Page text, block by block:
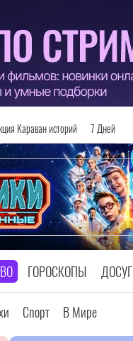
Караван историй 7 Дней
ГОРОСКОПЫ ДОСУГ
Спорт В Мире